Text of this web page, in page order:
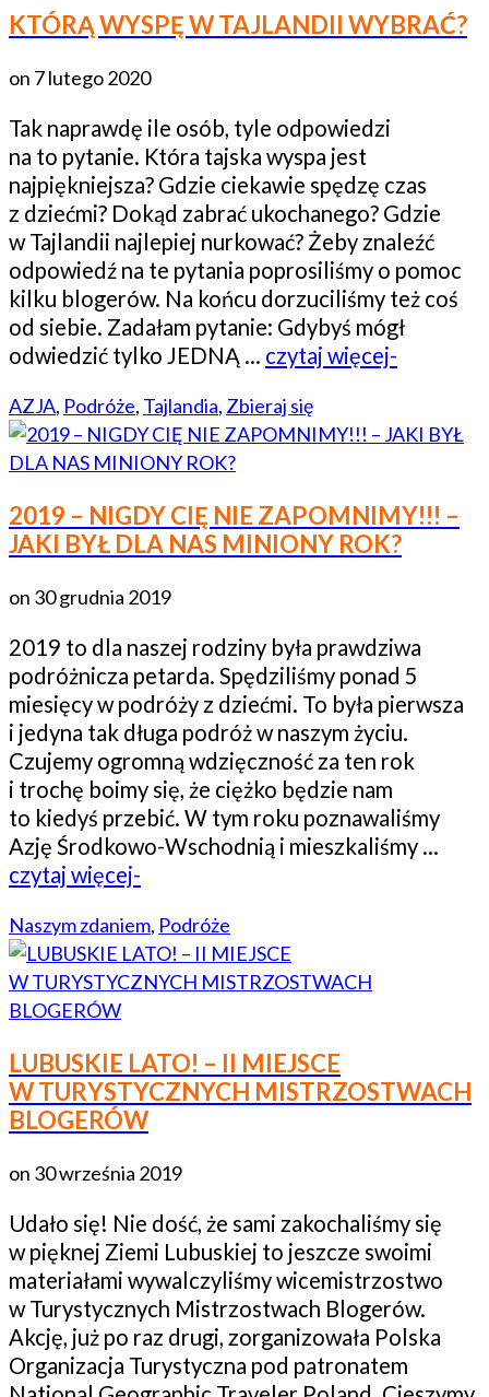
KTÓRĄ WYSPĘ W TAJLANDII WYBRAĆ?
on 7 lutego 2020
Tak naprawdę ile osób, tyle odpowiedzi
na to pytanie. Która tajska wyspa jest
najpiękniejsza? Gdzie ciekawie spędzę czas
z dziećmi? Dokąd zabrać ukochanego? Gdzie
w Tajlandii najlepiej nurkować? Żeby znaleźć
odpowiedź na te pytania poprosiliśmy o pomoc
kilku blogerów. Na końcu dorzuciliśmy też coś
od siebie. Zadałam pytanie: Gdybyś mógł
odwiedzić tylko JEDNĄ … czytaj więcej-
AZJA, Podróże, Tajlandia, Zbieraj się
2019 – NIGDY CIĘ NIE ZAPOMNIMY!!! –
JAKI BYŁ DLA NAS MINIONY ROK?
on 30 grudnia 2019
2019 to dla naszej rodziny była prawdziwa
podróżnicza petarda. Spędziliśmy ponad 5
miesięcy w podróży z dziećmi. To była pierwsza
i jedyna tak długa podróż w naszym życiu.
Czujemy ogromną wdzięczność za ten rok
i trochę boimy się, że ciężko będzie nam
to kiedyś przebić. W tym roku poznawaliśmy
Azję Środkowo-Wschodnią i mieszkaliśmy …
czytaj więcej-
Naszym zdaniem, Podróże
LUBUSKIE LATO! – II MIEJSCE
W TURYSTYCZNYCH MISTRZOSTWACH
BLOGERÓW
on 30 września 2019
Udało się! Nie dość, że sami zakochaliśmy się
w pięknej Ziemi Lubuskiej to jeszcze swoimi
materiałami wywalczyliśmy wicemistrzostwo
w Turystycznych Mistrzostwach Blogerów.
Akcję, już po raz drugi, zorganizowała Polska
Organizacja Turystyczna pod patronatem